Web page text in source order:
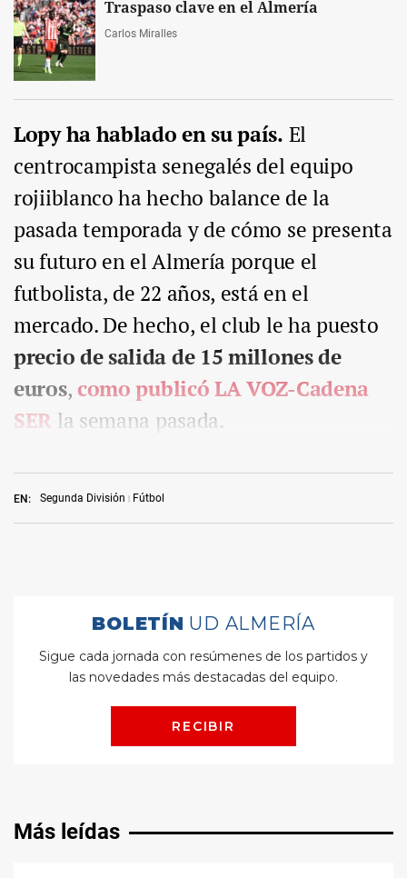
EN: Segunda División Fútbol
Traspaso clave en el Almería
Carlos Miralles
Lopy ha hablado en su país. El
centrocampista senegalés del equipo
rojiiblanco ha hecho balance de la
pasada temporada y de cómo se presenta
su futuro en el Almería porque el
futbolista, de 22 años, está en el
mercado. De hecho, el club le ha puesto
precio de salida de 15 millones de
euros,como publicó LA VOZ-Cadena
SER la semana pasada.
Más leídas